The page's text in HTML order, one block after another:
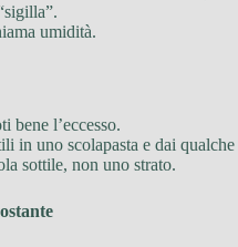
umidità.
bene l’eccesso.
in uno scolapasta e dai qualche
sottile, non uno strato.